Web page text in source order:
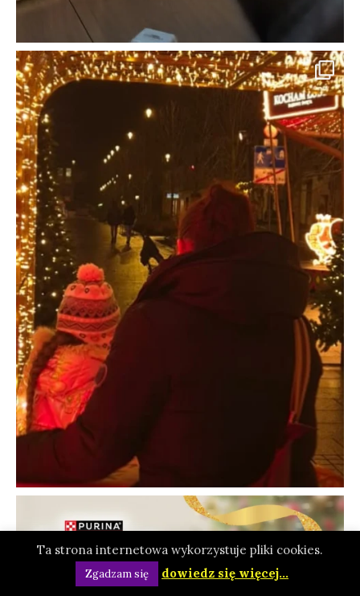
Ta strona internetowa wykorzystuje pliki cookies.
Zgadzam się dowiedz się więcej...